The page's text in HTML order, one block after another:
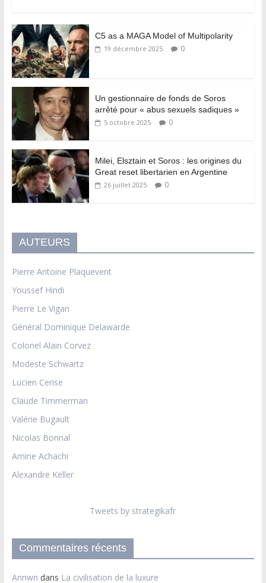
C5 as a MAGA Model of Multipolarity
19 décembre 2025 0
Un gestionnaire de fonds de Soros
arrêté pour « abus sexuels sadiques »
5 octobre 2025 0
Milei, Elsztain et Soros : les origines du
Great reset libertarien en Argentine
26 juillet 2025 0
AUTEURS
Pierre Antoine Plaquevent
Youssef Hindi
Pierre Le Vigan
Général Dominique Delawarde
Colonel Alain Corvez
Modeste Schwartz
Lucien Cerise
Claude Timmerman
Valérie Bugault
Nicolas Bonnal
Amine Achachi
Alexandre Keller
Tweets by strategikafr
Commentaires récents
Annwn dans La civilisation de la luxure